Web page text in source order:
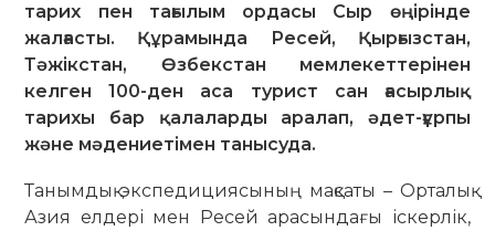
тарих пен тағылым ордасы Сыр өңірінде
жалғасты. Құрамында Ресей, Қырғызстан,
Тәжікстан, Өзбекстан мемлекеттерінен
келген 100-ден аса турист сан ғасырлық
тарихы бар қалаларды аралап, әдет-ғұрпы
және мәдениетімен танысуда.
Танымдық экспедициясының мақсаты – Орталық
Азия елдері мен Ресей арасындағы іскерлік,